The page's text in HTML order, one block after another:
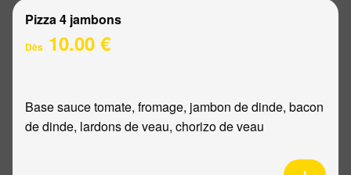
Pizza 4 jambons
Dès 10.00 €
Base sauce tomate, fromage, jambon de dinde, bacon
de dinde, lardons de veau, chorizo de veau